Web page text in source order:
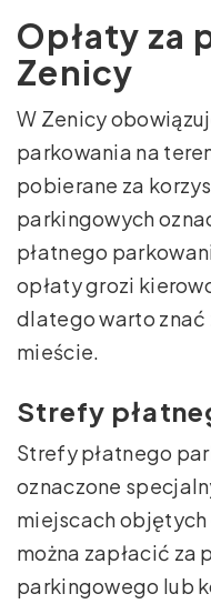
Opłaty za
Zenicy
W Zenicy
parkowania na
pobierane za
parkingowych
płatnego
opłaty grozi
dlatego warto znać
mieście.
Strefy
Strefy płatnego
oznaczone
miejscach objętych
można zapłacić za
parkingowego lub